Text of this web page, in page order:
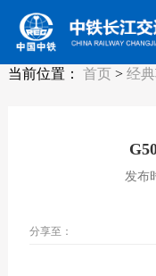
当前位置： 首页> 经
发布
分享至：